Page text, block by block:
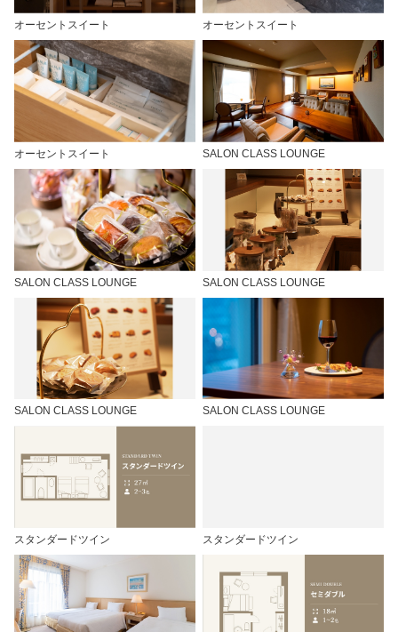
オーセントスイート オーセントスイート
オーセントスイート SALON CLASS LOUNGE
SALON CLASS LOUNGE SALON CLASS LOUNGE
SALON CLASS LOUNGE SALON CLASS LOUNGE
スタンダードツイン スタンダードツイン